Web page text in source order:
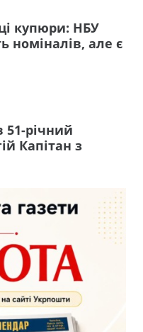
купюри: НБУ
номіналів, але є
51-річний
Капітан з